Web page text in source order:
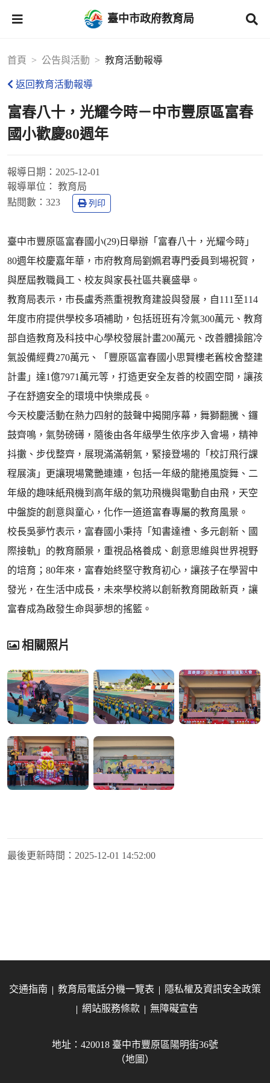
臺中市政府教育局
首頁 公告與活動 教育活動報導
返回教育活動報導
富春八十，光耀今時－中市豐原區富春
國小歡慶80週年
報導日期： 2025-12-01
報導單位：
教育局
點閱數： 323 列印
臺中市豐原區富春國小(29)日舉辦「富春八十，光耀今時」
80週年校慶嘉年華，市府教育局劉姵君專門委員到場祝賀，
與歷屆教職員工、校友與家長社區共襄盛舉。
教育局表示，市長盧秀燕重視教育建設與發展，自111至114
年度市府提供學校多項補助，包括班班有冷氣300萬元、教育
部自造教育及科技中心學校發展計畫200萬元、改善體操館冷
氣設備經費270萬元、「豐原區富春國小思賢樓老舊校舍整建
計畫」達1億7971萬元等，打造更安全友善的校園空間，讓孩
子在舒適安全的環境中快樂成長。
今天校慶活動在熱力四射的鼓聲中揭開序幕，舞獅翻騰、鑼
鼓齊鳴，氣勢磅礡，隨後由各年級學生依序步入會場，精神
抖擻、步伐整齊，展現滿滿朝氣，緊接登場的「校訂飛行課
程展演」更讓現場驚艷連連，包括一年級的龍捲風旋舞、二
年級的趣味紙飛機到高年級的氣功飛機與電動自由飛，天空
中盤旋的創意與童心，化作一道道富春專屬的教育風景。
校長吳夢竹表示，富春國小秉持「知書達禮、多元創新、國
際接軌」的教育願景，重視品格養成、創意思維與世界視野
的培育；80年來，富春始終堅守教育初心，讓孩子在學習中
發光，在生活中成長，未來學校將以創新教育開啟新頁，讓
富春成為啟發生命與夢想的搖籃。
相關照片
最後更新時間： 2025-12-01 14:52:00
交通指南 教育局電話分機一覽表
隱私權及資訊安全政策
網站服務條款
無障礙宣告
地址：420018 臺中市豐原區陽明街36號
（地圖）